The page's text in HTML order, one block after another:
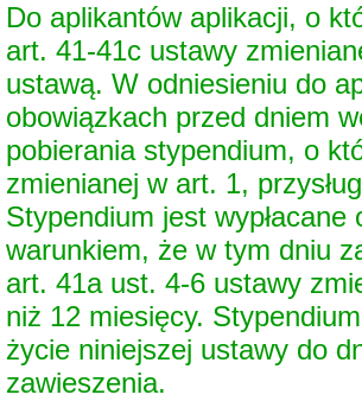
Do aplikantów aplikacji, o
art. 41-41c ustawy
ustawą. W odniesieniu do
obowiązkach przed dniem
pobierania stypendium, o
zmienianej w art. 1,
Stypendium jest
warunkiem, że w tym dniu
art. 41a ust. 4-6 ustawy
niż 12 miesięcy.
życie niniejszej ustawy do
zawieszenia.